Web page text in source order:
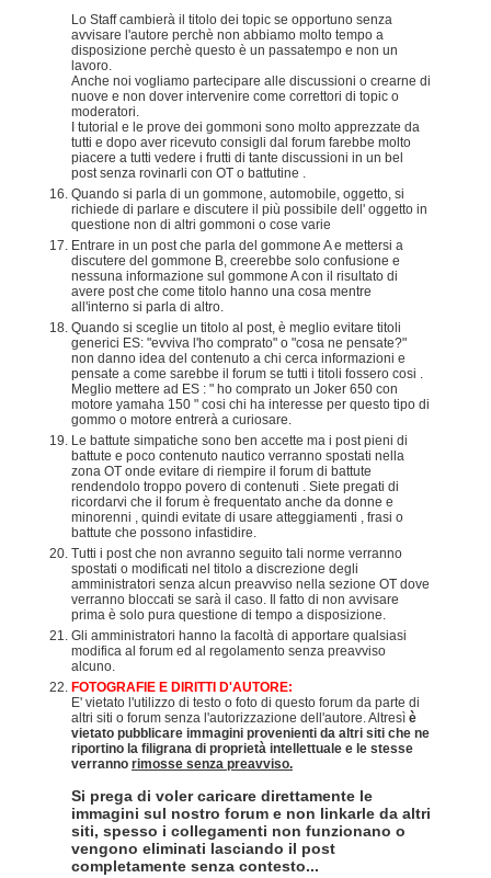
Lo Staff cambierà il titolo dei topic se opportuno senza
avvisare l'autore perchè non abbiamo molto tempo a
disposizione perchè questo è un passatempo e non un
lavoro.
Anche noi vogliamo partecipare alle discussioni o crearne di
nuove e non dover intervenire come correttori di topic o
moderatori.
I tutorial e le prove dei gommoni sono molto apprezzate da
tutti e dopo aver ricevuto consigli dal forum farebbe molto
piacere a tutti vedere i frutti di tante discussioni in un bel
post senza rovinarli con OT o battutine .
Quando si parla di un gommone, automobile, oggetto, si
richiede di parlare e discutere il più possibile dell' oggetto in
questione non di altri gommoni o cose varie
Entrare in un post che parla del gommone A e mettersi a
discutere del gommone B, creerebbe solo confusione e
nessuna informazione sul gommone A con il risultato di
avere post che come titolo hanno una cosa mentre
all'interno si parla di altro.
Quando si sceglie un titolo al post, è meglio evitare titoli
generici ES: "evviva l'ho comprato" o "cosa ne pensate?"
non danno idea del contenuto a chi cerca informazioni e
pensate a come sarebbe il forum se tutti i titoli fossero cosi .
Meglio mettere ad ES : " ho comprato un Joker 650 con
motore yamaha 150 " cosi chi ha interesse per questo tipo di
gommo o motore entrerà a curiosare.
Le battute simpatiche sono ben accette ma i post pieni di
battute e poco contenuto nautico verranno spostati nella
zona OT onde evitare di riempire il forum di battute
rendendolo troppo povero di contenuti . Siete pregati di
ricordarvi che il forum è frequentato anche da donne e
minorenni , quindi evitate di usare atteggiamenti , frasi o
battute che possono infastidire.
Tutti i post che non avranno seguito tali norme verranno
spostati o modificati nel titolo a discrezione degli
amministratori senza alcun preavviso nella sezione OT dove
verranno bloccati se sarà il caso. Il fatto di non avvisare
prima è solo pura questione di tempo a disposizione.
Gli amministratori hanno la facoltà di apportare qualsiasi
modifica al forum ed al regolamento senza preavviso
alcuno.
FOTOGRAFIE E DIRITTI D'AUTORE:
E' vietato l'utilizzo di testo o foto di questo forum da parte di
altri siti o forum senza l'autorizzazione dell'autore. Altresì è
vietato pubblicare immagini provenienti da altri siti che ne
riportino la filigrana di proprietà intellettuale e le stesse
verranno rimosse senza preavviso.
Si prega di voler caricare direttamente le
immagini sul nostro forum e non linkarle da altri
siti, spesso i collegamenti non funzionano o
vengono eliminati lasciando il post
completamente senza contesto...